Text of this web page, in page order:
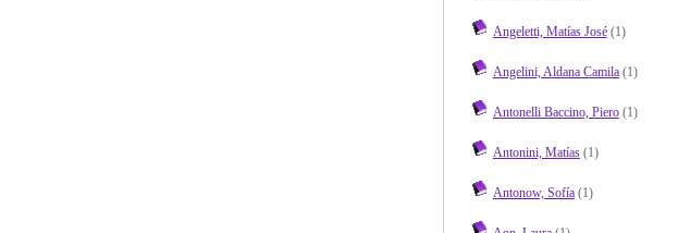
Angeletti, Matías José(1)
Angelini, Aldana Camila(1)
Antonelli Baccino, Piero(1)
Antonini, Matías(1)
Antonow, Sofía(1)